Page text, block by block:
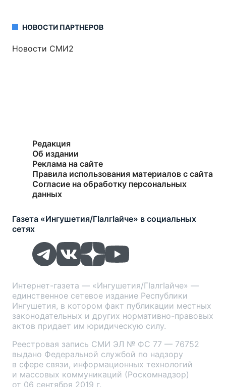
НОВОСТИ ПАРТНЕРОВ
Новости СМИ2
Подвал
меню
Редакция
Об издании
Реклама на сайте
Правила использования материалов с сайта
Согласие на обработку персональных
данных
Газета «Ингушетия/ГIалгIайче» в социальных
сетях
Интернет-газета — «Ингушетия/ГIалгIайче» —
единственное сетевое издание Республики
Ингушетия, в котором факт публикации местных
законодательных и других нормативно-правовых
актов придает им юридическую силу.
Реестровая запись СМИ ЭЛ № ФС 77 — 76752
выдано Федеральной службой по надзору
в сфере связи, информационных технологий
и массовых коммуникаций (Роскомнадзор)
от 06 сентября 2019 г.